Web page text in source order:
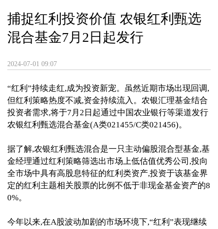
捕捉红利投资价值 农银红利甄选
混合基金7月2日起发行
2024-07-01 09:07
“红利”持续走红,成为投资新宠。虽然近期市场出现回调,
但红利策略热度不减,资金持续流入。农银汇理基金结合
投资者需求,将于7月2日起通过中国农业银行等渠道发行
农银红利甄选混合基金(A类021455/C类021456)。
据了解,农银红利甄选混合是一只主动偏股混合型基金,基
金经理通过红利策略筛选出市场上低估值优秀公司,投向
全市场中具有高股息特征的红利类资产,投资于该基金界
定的红利主题相关股票的比例不低于非现金基金资产的8
0%。
今年以来,在A股波动加剧的市场环境下,“红利”表现继续